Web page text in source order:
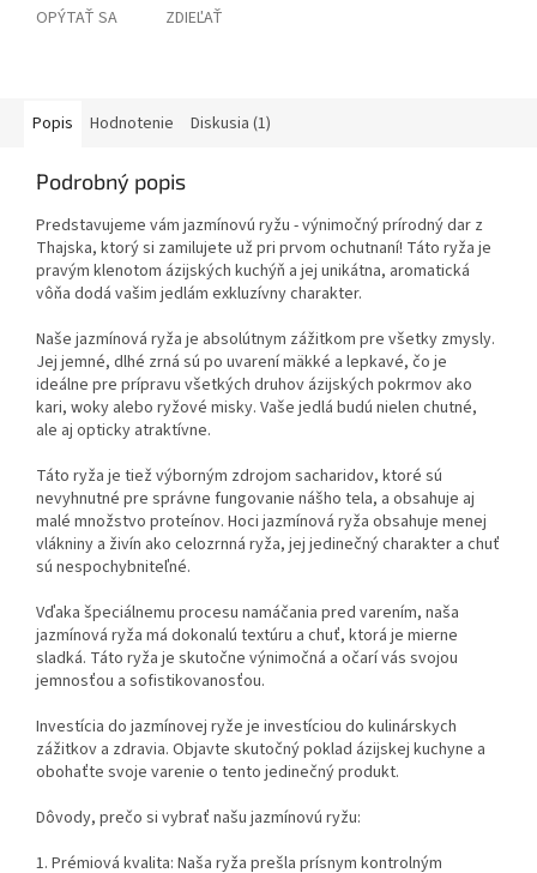
OPÝTAŤ SA ZDIEĽAŤ
Popis Hodnotenie Diskusia (1)
Podrobný popis
Predstavujeme vám jazmínovú ryžu - výnimočný prírodný dar z
Thajska, ktorý si zamilujete už pri prvom ochutnaní! Táto ryža je
pravým klenotom ázijských kuchýň a jej unikátna, aromatická
vôňa dodá vašim jedlám exkluzívny charakter.
Naše jazmínová ryža je absolútnym zážitkom pre všetky zmysly.
Jej jemné, dlhé zrná sú po uvarení mäkké a lepkavé, čo je
ideálne pre prípravu všetkých druhov ázijských pokrmov ako
kari, woky alebo ryžové misky. Vaše jedlá budú nielen chutné,
ale aj opticky atraktívne.
Táto ryža je tiež výborným zdrojom sacharidov, ktoré sú
nevyhnutné pre správne fungovanie nášho tela, a obsahuje aj
malé množstvo proteínov. Hoci jazmínová ryža obsahuje menej
vlákniny a živín ako celozrnná ryža, jej jedinečný charakter a chuť
sú nespochybniteľné.
Vďaka špeciálnemu procesu namáčania pred varením, naša
jazmínová ryža má dokonalú textúru a chuť, ktorá je mierne
sladká. Táto ryža je skutočne výnimočná a očarí vás svojou
jemnosťou a sofistikovanosťou.
Investícia do jazmínovej ryže je investíciou do kulinárskych
zážitkov a zdravia. Objavte skutočný poklad ázijskej kuchyne a
obohaťte svoje varenie o tento jedinečný produkt.
Dôvody, prečo si vybrať našu jazmínovú ryžu:
1. Prémiová kvalita: Naša ryža prešla prísnym kontrolným